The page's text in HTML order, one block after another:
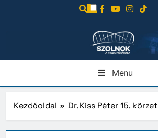
Menu
Kezdőoldal Dr. Kiss Péter 15. körzet